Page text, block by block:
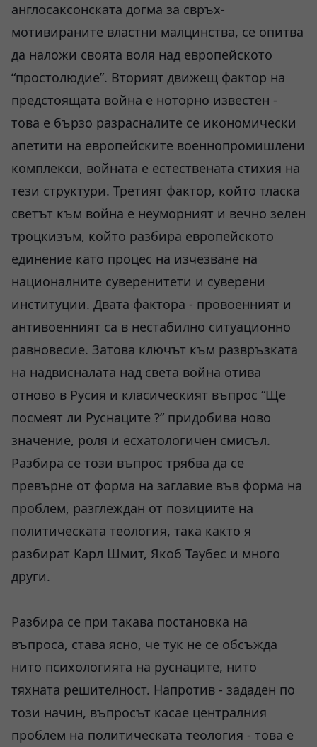
англосаксонската догма за свръх-
мотивираните властни малцинства, се опитва
да наложи своята воля над европейското
“простолюдие”. Вторият движещ фактор на
предстоящата война е ноторно известен -
това е бързо разрасналите се икономически
апетити на европейските военнопромишлени
комплекси, войната е естествената стихия на
тези структури. Третият фактор, който тласка
светът към война е неуморният и вечно зелен
троцкизъм, който разбира европейското
единение като процес на изчезване на
националните суверенитети и суверени
институции. Двата фактора - провоенният и
антивоенният са в нестабилно ситуационно
равновесие. Затова ключът към развръзката
на надвисналата над света война отива
отново в Русия и класическият въпрос “Ще
посмеят ли Руснаците ?” придобива ново
значение, роля и есхатологичен смисъл.
Разбира се този въпрос трябва да се
превърне от форма на заглавие във форма на
проблем, разглеждан от позициите на
политическата теология, така както я
разбират Карл Шмит, Якоб Таубес и много
други.
Разбира се при такава постановка на
въпроса, става ясно, че тук не се обсъжда
нито психологията на руснаците, нито
тяхната решителност. Напротив - зададен по
този начин, въпросът касае централния
проблем на политическата теология - това е